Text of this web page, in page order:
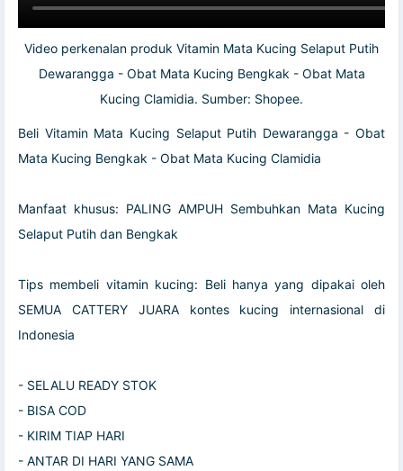
Video perkenalan produk Vitamin Mata Kucing Selaput Putih
Dewarangga - Obat Mata Kucing Bengkak - Obat Mata
Kucing Clamidia. Sumber: Shopee.
Beli Vitamin Mata Kucing Selaput Putih Dewarangga - Obat
Mata Kucing Bengkak - Obat Mata Kucing Clamidia
Manfaat khusus: PALING AMPUH Sembuhkan Mata Kucing
Selaput Putih dan Bengkak
Tips membeli vitamin kucing: Beli hanya yang dipakai oleh
SEMUA CATTERY JUARA kontes kucing internasional di
Indonesia
- SELALU READY STOK
- BISA COD
- KIRIM TIAP HARI
- ANTAR DI HARI YANG SAMA